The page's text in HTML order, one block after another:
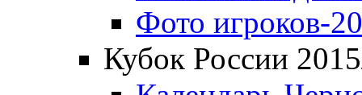
Фото игроков-
Кубок России